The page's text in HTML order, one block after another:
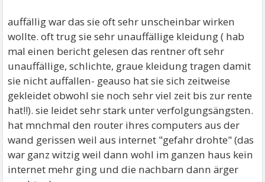
auffällig war das sie oft sehr unscheinbar wirken
wollte. oft trug sie sehr unauffällige kleidung ( hab
mal einen bericht gelesen das rentner oft sehr
unauffällige, schlichte, graue kleidung tragen damit
sie nicht auffallen- geauso hat sie sich zeitweise
gekleidet obwohl sie noch sehr viel zeit bis zur rente
hat!!). sie leidet sehr stark unter verfolgungsängsten.
hat mnchmal den router ihres computers aus der
wand gerissen weil aus internet "gefahr drohte" (das
war ganz witzig weil dann wohl im ganzen haus kein
internet mehr ging und die nachbarn dann ärger